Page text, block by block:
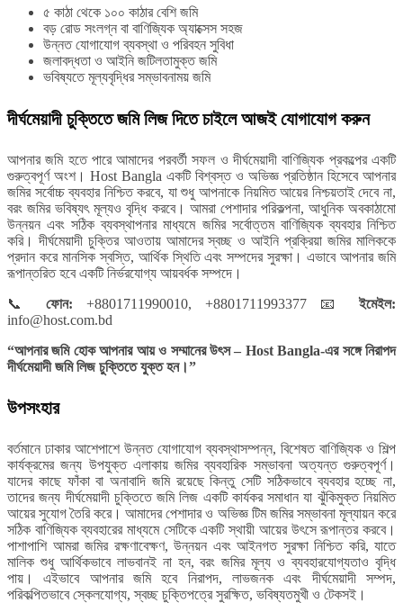
৫ কাঠা থেকে ১০০ কাঠার বেশি জমি
বড় রোড সংলগ্ন বা বাণিজ্যিক অ্যাক্সেস সহজ
উন্নত যোগাযোগ ব্যবস্থা ও পরিবহন সুবিধা
জলাবদ্ধতা ও আইনি জটিলতামুক্ত জমি
ভবিষ্যতে মূল্যবৃদ্ধির সম্ভাবনাময় জমি
দীর্ঘমেয়াদী চুক্তিতে জমি লিজ দিতে চাইলে আজই যোগাযোগ করুন
আপনার জমি হতে পারে আমাদের পরবর্তী সফল ও দীর্ঘমেয়াদী বাণিজ্যিক প্রকল্পের একটি
গুরুত্বপূর্ণ অংশ। Host Bangla একটি বিশ্বস্ত ও অভিজ্ঞ প্রতিষ্ঠান হিসেবে আপনার
জমির সর্বোচ্চ ব্যবহার নিশ্চিত করবে, যা শুধু আপনাকে নিয়মিত আয়ের নিশ্চয়তাই দেবে না,
বরং জমির ভবিষ্যৎ মূল্যও বৃদ্ধি করবে। আমরা পেশাদার পরিকল্পনা, আধুনিক অবকাঠামো
উন্নয়ন এবং সঠিক ব্যবস্থাপনার মাধ্যমে জমির সর্বোত্তম বাণিজ্যিক ব্যবহার নিশ্চিত
করি। দীর্ঘমেয়াদী চুক্তির আওতায় আমাদের স্বচ্ছ ও আইনি প্রক্রিয়া জমির মালিককে
প্রদান করে মানসিক স্বস্তি, আর্থিক স্থিতি এবং সম্পদের সুরক্ষা। এভাবে আপনার জমি
রূপান্তরিত হবে একটি নির্ভরযোগ্য আয়বর্ধক সম্পদে।
📞 ফোন: +8801711990010, +8801711993377 📧ইমেইল:
info@host.com.bd
“আপনার জমি হোক আপনার আয় ও সম্মানের উৎস – Host Bangla-এর সঙ্গে নিরাপদ
দীর্ঘমেয়াদী জমি লিজ চুক্তিতে যুক্ত হন।”
উপসংহার
বর্তমানে ঢাকার আশেপাশে উন্নত যোগাযোগ ব্যবস্থাসম্পন্ন, বিশেষত বাণিজ্যিক ও শিল্প
কার্যক্রমের জন্য উপযুক্ত এলাকায় জমির ব্যবহারিক সম্ভাবনা অত্যন্ত গুরুত্বপূর্ণ।
যাদের কাছে ফাঁকা বা অনাবাদি জমি রয়েছে কিন্তু সেটি সঠিকভাবে ব্যবহার হচ্ছে না,
তাদের জন্য দীর্ঘমেয়াদী চুক্তিতে জমি লিজ একটি কার্যকর সমাধান যা ঝুঁকিমুক্ত নিয়মিত
আয়ের সুযোগ তৈরি করে। আমাদের পেশাদার ও অভিজ্ঞ টিম জমির সম্ভাবনা মূল্যায়ন করে
সঠিক বাণিজ্যিক ব্যবহারের মাধ্যমে সেটিকে একটি স্থায়ী আয়ের উৎসে রূপান্তর করবে।
পাশাপাশি আমরা জমির রক্ষণাবেক্ষণ, উন্নয়ন এবং আইনগত সুরক্ষা নিশ্চিত করি, যাতে
মালিক শুধু আর্থিকভাবে লাভবানই না হন, বরং জমির মূল্য ও ব্যবহারযোগ্যতাও বৃদ্ধি
পায়। এইভাবে আপনার জমি হবে নিরাপদ, লাভজনক এবং দীর্ঘমেয়াদী সম্পদ,
পরিকল্পিতভাবে স্কেলযোগ্য, স্বচ্ছ চুক্তিপত্রে সুরক্ষিত, ভবিষ্যতমুখী ও টেকসই।